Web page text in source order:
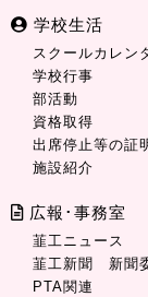
学校生活
スクールカレン
学校行事
部活動
資格取得
出席停止等の証
施設紹介
広報･事務室
韮工ニュース
韮工新聞 新聞
PTA関連